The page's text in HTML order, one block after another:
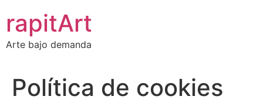
contenido
rapitArt
Arte bajo demanda
Política de cookies